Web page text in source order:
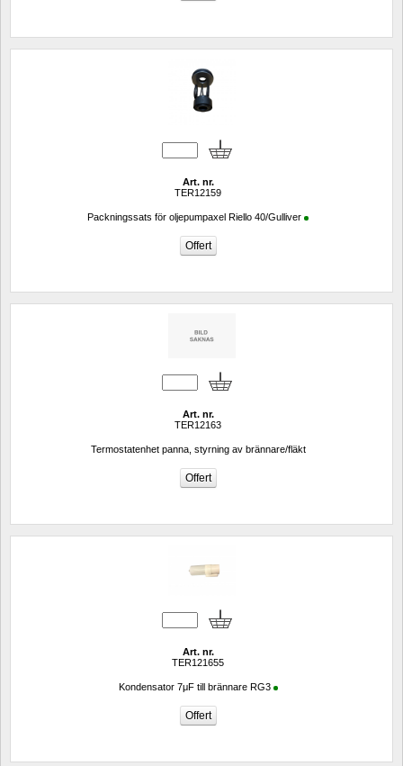
Art. nr.
TER12159
Packningssats för oljepumpaxel Riello 40/Gulliver
Art. nr.
TER12163
Termostatenhet panna, styrning av brännare/fläkt
Art. nr.
TER121655
Kondensator 7μF till brännare RG3